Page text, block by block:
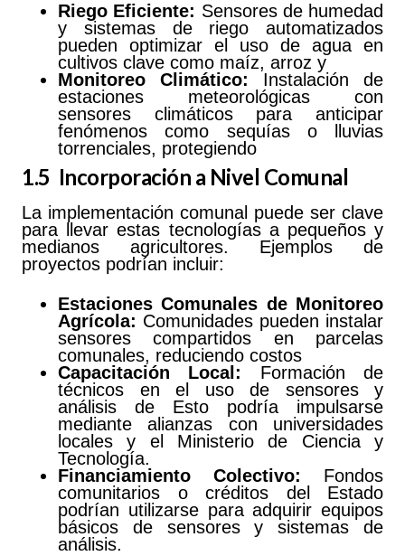
Riego Eficiente: Sensores de humedad
y sistemas de riego automatizados
pueden optimizar el uso de agua en
cultivos clave como maíz, arroz y
Monitoreo
Climático: Instalación de
estaciones meteorológicas con
sensores climáticos para anticipar
fenómenos como sequías o lluvias
torrenciales, protegiendo
1.5 Incorporación a Nivel Comunal
La implementación comunal puede ser clave
para llevar estas tecnologías a pequeños y
medianos agricultores. Ejemplos de
proyectos podrían incluir:
Estaciones Comunales de Monitoreo
Agrícola: Comunidades pueden instalar
sensores compartidos en parcelas
comunales, reduciendo costos
Capacitación
Local:
Formación de
técnicos en el uso de sensores y
análisis de Esto podría impulsarse
mediante alianzas con universidades
locales y el Ministerio de Ciencia y
Tecnología.
Financiamiento Colectivo: Fondos
comunitarios o créditos del Estado
podrían utilizarse para adquirir equipos
básicos de sensores y sistemas de
análisis.